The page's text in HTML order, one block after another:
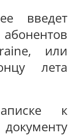
введет
или
лета
к